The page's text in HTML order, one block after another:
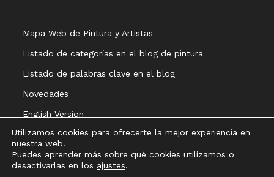
Mapa Web de Pintura y Artistas
Listado de categorías en el blog de pintura
Listado de palabras clave en el blog
Novedades
English Version
Utilizamos cookies para ofrecerte la mejor experiencia en
nuestra web.
Puedes aprender más sobre qué cookies utilizamos o
desactivarlas en los ajustes.